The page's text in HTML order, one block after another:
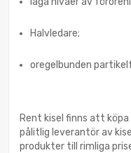
Halvledare;
oregelbunden
Rent kisel finns att köpa
pålitlig leverantör av
produkter till rimliga